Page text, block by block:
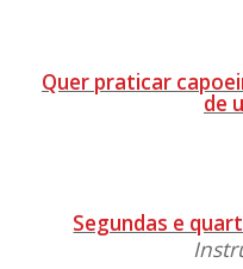
Quer praticar
de
Segundas e